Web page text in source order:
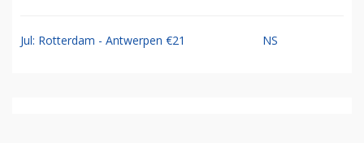
Jul: Rotterdam - Antwerpen €21 NS